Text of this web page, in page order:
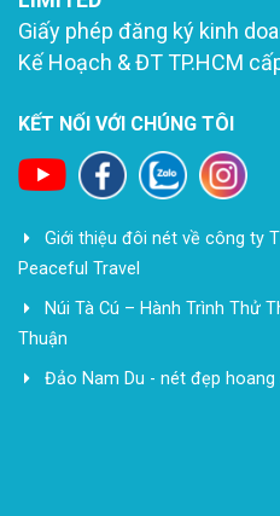
Giấy phép đăng ký kinh
Kế Hoạch & ĐT TP.HCM
KẾT NỐI VỚI CHÚNG TÔI
Giới thiệu đôi nét về công ty
Peaceful Travel
Núi Tà Cú – Hành Trình Thử
Thuận
Đảo Nam Du - nét đẹp hoang